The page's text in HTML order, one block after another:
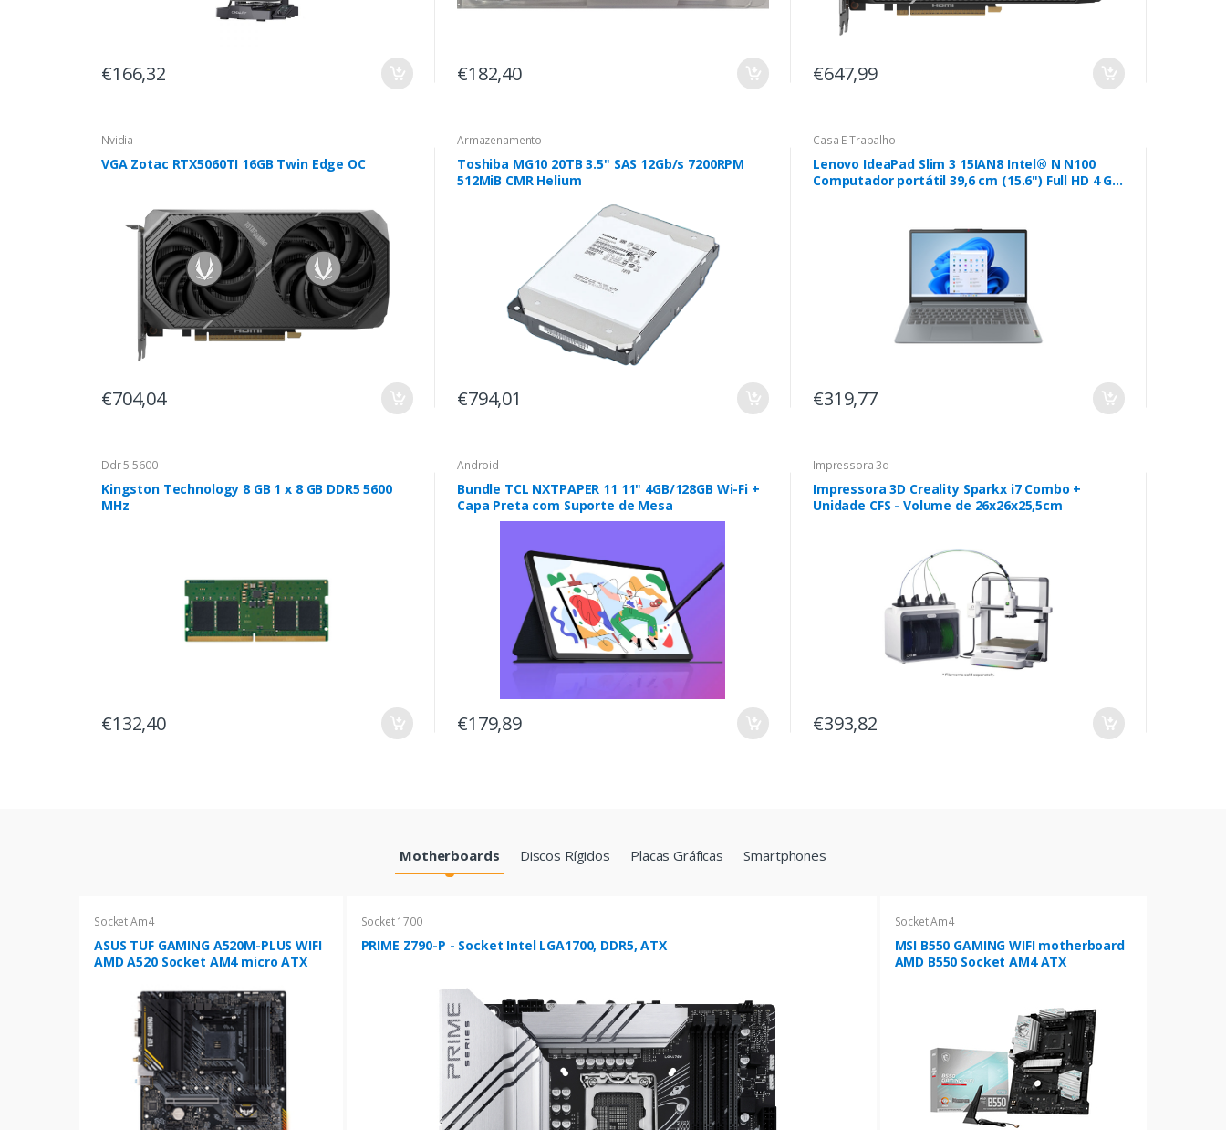
€166,32 €182,40 €647,99
Nvidia
VGA Zotac RTX5060TI 16GB Twin Edge OC
€704,04
Armazenamento
Toshiba MG10 20TB 3.5" SAS 12Gb/s 7200RPM
512MiB CMR Helium
€794,01
Casa E Trabalho
Lenovo IdeaPad Slim 3 15IAN8 Intel® N N100
Computador portátil 39,6 cm (15.6") Full HD 4 GB
€319,77
Ddr 5 5600
Kingston Technology 8 GB 1 x 8 GB DDR5 5600
MHz
€132,40
Android
Bundle TCL NXTPAPER 11 11" 4GB/128GB Wi-Fi +
Capa Preta com Suporte de Mesa
€179,89
Impressora 3d
Impressora 3D Creality Sparkx i7 Combo +
Unidade CFS - Volume de 26x26x25,5cm
€393,82
Motherboards Discos Rígidos Placas Gráficas Smartphones
Socket Am4
ASUS TUF GAMING A520M-PLUS WIFI
AMD A520 Socket AM4 micro ATX
Socket 1700
PRIME Z790-P - Socket Intel LGA1700, DDR5, ATX
Socket Am4
MSI B550 GAMING WIFI motherboard
AMD B550 Socket AM4 ATX